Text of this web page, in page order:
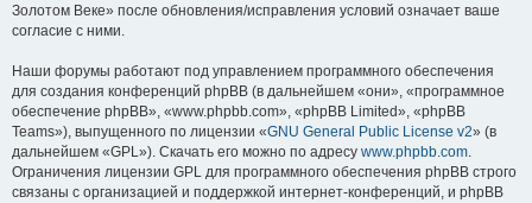
Золотом Веке» после обновления/исправления условий означает ваше
согласие с ними.
Наши форумы работают под управлением программного обеспечения
для создания конференций phpBB (в дальнейшем «они», «программное
обеспечение phpBB», «www.phpbb.com», «phpBB Limited», «phpBB
Teams»), выпущенного по лицензии «GNU General Public License v2» (в
дальнейшем «GPL»). Скачать его можно по адресу www.phpbb.com.
Ограничения лицензии GPL для программного обеспечения phpBB строго
связаны с организацией и поддержкой интернет-конференций, и phpBB